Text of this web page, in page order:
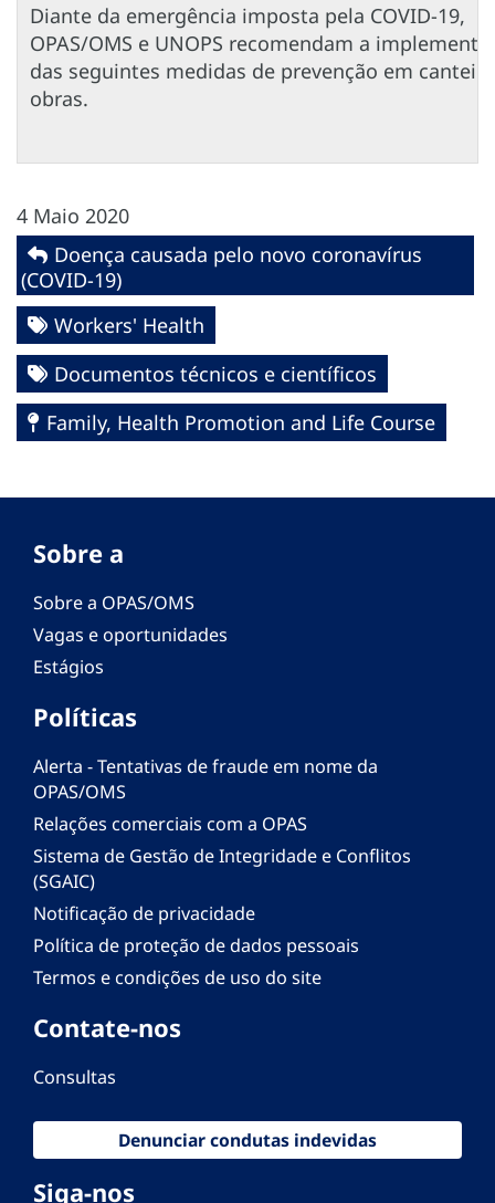
Diante da emergência imposta pela COVID-19,
OPAS/OMS e UNOPS recomendam a
das seguintes medidas de prevenção em
obras.
4 Maio 2020
Doença causada pelo novo coronavírus
(COVID-19)
Workers' Health
Documentos técnicos e científicos
Family, Health Promotion and Life Course
Sobre a
Sobre a OPAS/OMS
Vagas e oportunidades
Estágios
Políticas
Alerta - Tentativas de fraude em nome da
OPAS/OMS
Relações comerciais com a OPAS
Sistema de Gestão de Integridade e Conflitos
(SGAIC)
Notificação de privacidade
Política de proteção de dados pessoais
Termos e condições de uso do site
Contate-nos
Consultas
Denunciar condutas indevidas
Siga-nos